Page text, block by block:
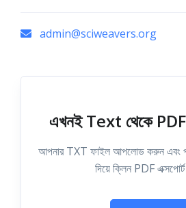
admin@sciweavers.org
এখনই Text থেকে PDF
আপনার TXT ফাইল আপলোড করুন এবং
দিয়ে ক্লিন PDF